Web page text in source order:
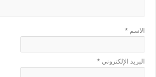
الاسم*
البريد الإلكتروني*